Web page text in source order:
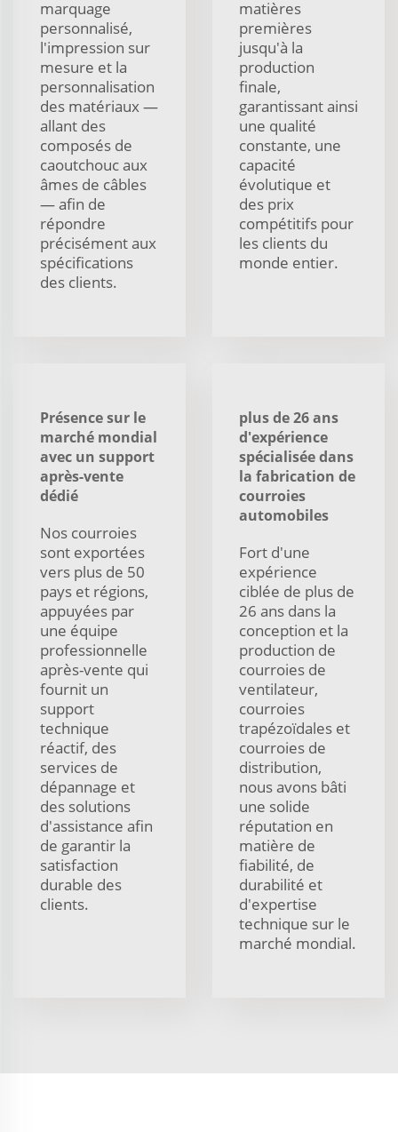
marquage
personnalisé,
l'impression sur
mesure et la
personnalisation
des matériaux —
allant des
composés de
caoutchouc aux
âmes de câbles
— afin de
répondre
précisément aux
spécifications
des clients.
matières
premières
jusqu'à la
production
finale,
garantissant ainsi
une qualité
constante, une
capacité
évolutique et
des prix
compétitifs pour
les clients du
monde entier.
Présence sur le
marché mondial
avec un support
après-vente
dédié
Nos courroies
sont exportées
vers plus de 50
pays et régions,
appuyées par
une équipe
professionnelle
après-vente qui
fournit un
support
technique
réactif, des
services de
dépannage et
des solutions
d'assistance afin
de garantir la
satisfaction
durable des
clients.
plus de 26 ans
d'expérience
spécialisée dans
la fabrication de
courroies
automobiles
Fort d'une
expérience
ciblée de plus de
26 ans dans la
conception et la
production de
courroies de
ventilateur,
courroies
trapézoïdales et
courroies de
distribution,
nous avons bâti
une solide
réputation en
matière de
fiabilité, de
durabilité et
d'expertise
technique sur le
marché mondial.